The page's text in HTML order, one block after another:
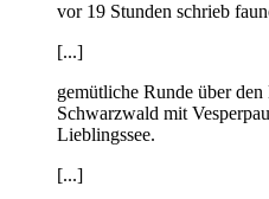
vor 19 Stunden schrieb
[...]
gemütliche Runde über
Schwarzwald mit
Lieblingssee.
[...]